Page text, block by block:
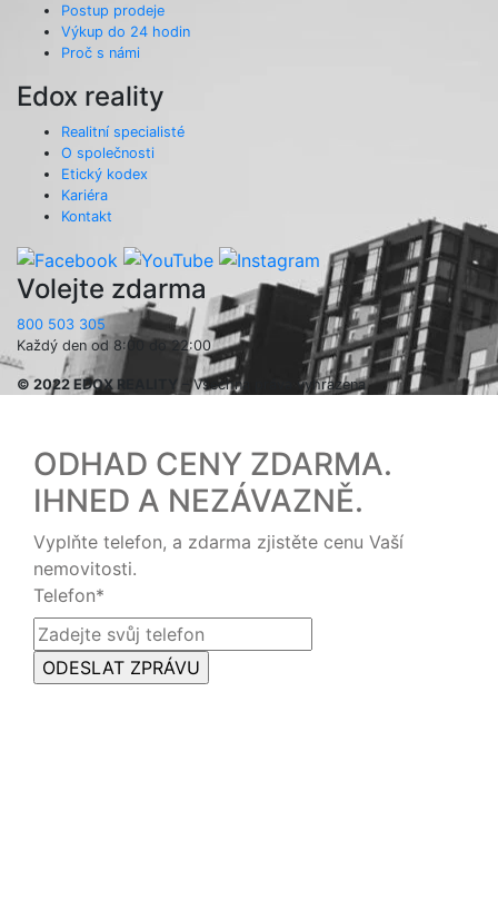
Postup prodeje
Výkup do 24 hodin
Proč s námi
Edox reality
Realitní specialisté
O společnosti
Etický kodex
Kariéra
Kontakt
Volejte zdarma
800 503 305
Každý den od 8:00 do 22:00
© 2022 EDOX REALITY– Všechna práva vyhrazena
ODHAD CENY ZDARMA.
IHNED A NEZÁVAZNĚ.
Vyplňte telefon, a zdarma zjistěte cenu Vaší
nemovitosti.
Telefon*